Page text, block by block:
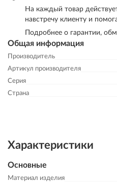
Общая информация
Производитель
Артикул производителя
Серия
Страна
На каждый товар
навстречу клиенту и
Подробнее о гарантии,
Характеристики
Основные
Материал изделия